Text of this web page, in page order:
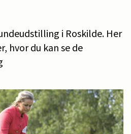
i Roskilde. Her
hvor du kan se de